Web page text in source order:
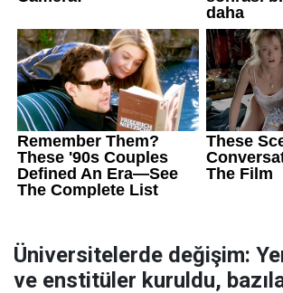
Üniversitelerde değişim:
ve enstitüler kuruldu,